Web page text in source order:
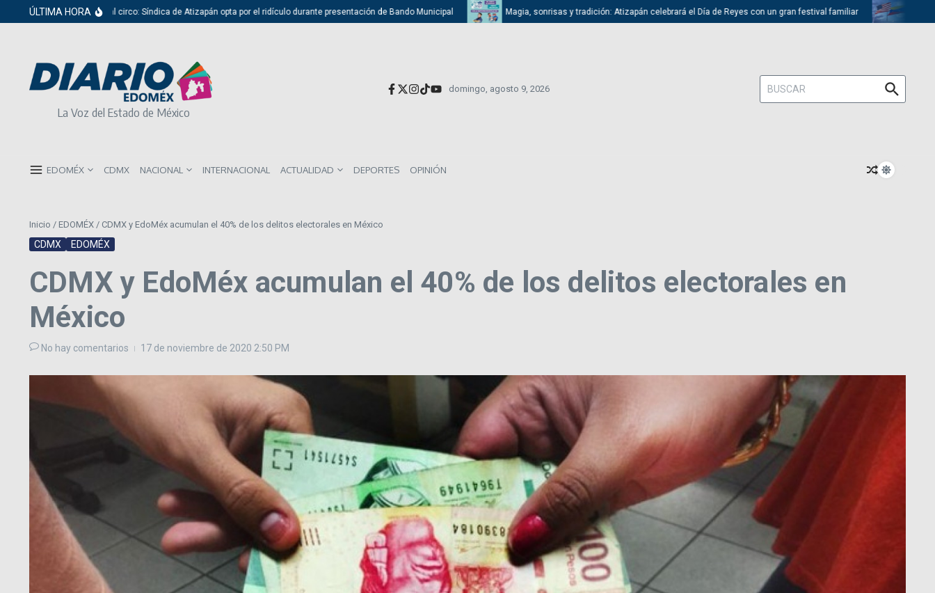
Saltar al contenido
ÚLTIMA HORA
Del cabildo al circo: Síndica de Atizapán opta por el ridículo durante presentación de Bando Municipal Magia, sonrisas y tradición: Atizapán celebrará el Día de Reyes con un gran festival familiar Trump descarta
La Voz del Estado de México
domingo, agosto 9, 2026
Buscar:
EDOMÉX CDMX NACIONAL INTERNACIONAL ACTUALIDAD DEPORTES OPINIÓN
Inicio / EDOMÉX / CDMX y EdoMéx acumulan el 40% de los delitos electorales en México
CDMX EDOMÉX
CDMX y EdoMéx acumulan el 40% de los delitos electorales en
México
No hay comentarios 17 de noviembre de 2020 2:50 PM